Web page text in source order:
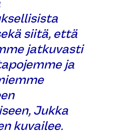
siitä, että
jatkuvasti
ja
Jukka
kuvailee.